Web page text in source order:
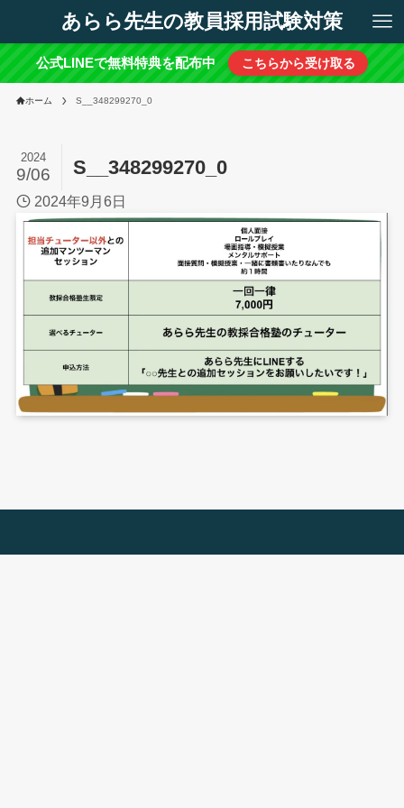
あらら先生の教員採用試験対策
公式LINEで無料特典を配布中 こちらから受け取る
ホーム S__348299270_0
S__348299270_0
2024
9/06
2024年9月6日